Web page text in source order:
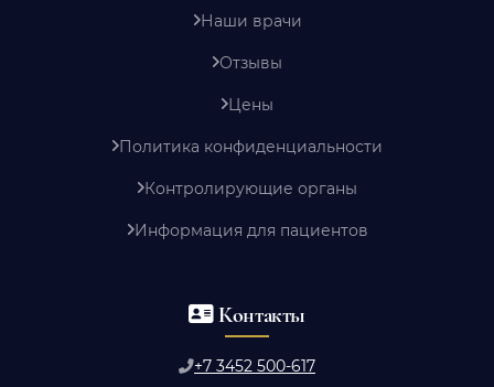
Наши врачи
Отзывы
Цены
Политика конфиденциальности
Контролирующие органы
Информация для пациентов
Контакты
+7 3452 500-617